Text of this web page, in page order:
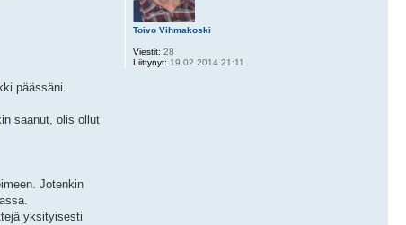
päässäni.
saanut, olis ollut
Jotenkin
yksityisesti
Toivo Vihmakoski
Viestit: 28
Liittynyt: 19.02.2014 21:11